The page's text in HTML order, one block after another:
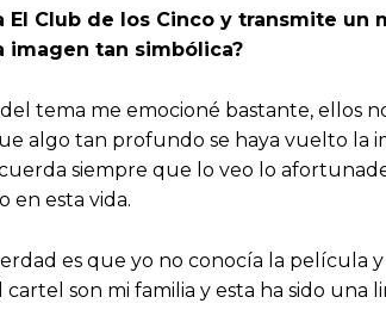
Club de los Cinco y transmite un
imagen tan simbólica?
tema me emocioné bastante, ellos
algo tan profundo se haya vuelto
siempre que lo veo lo
en esta vida.
es que yo no conocía la
son mi familia y esta ha sido una